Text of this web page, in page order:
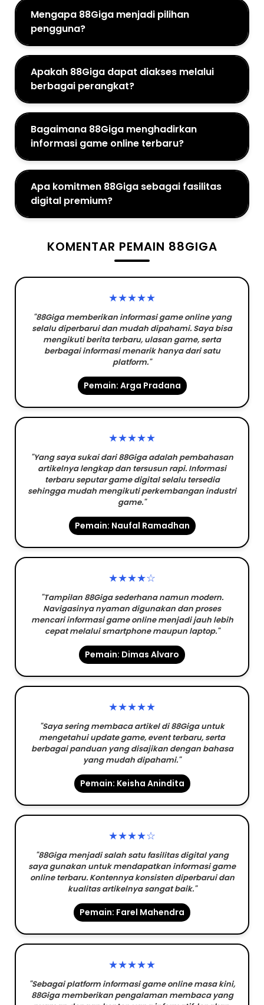
Mengapa 88Giga menjadi pilihan
pengguna?
Apakah 88Giga dapat diakses melalui
berbagai perangkat?
Bagaimana 88Giga menghadirkan
informasi game online terbaru?
Apa komitmen 88Giga sebagai fasilitas
digital premium?
KOMENTAR PEMAIN 88GIGA
★★★★★
"88Giga memberikan informasi game online yang
selalu diperbarui dan mudah dipahami. Saya bisa
mengikuti berita terbaru, ulasan game, serta
berbagai informasi menarik hanya dari satu
platform."
Pemain: Arga Pradana
★★★★★
"Yang saya sukai dari 88Giga adalah pembahasan
artikelnya lengkap dan tersusun rapi. Informasi
terbaru seputar game digital selalu tersedia
sehingga mudah mengikuti perkembangan industri
game."
Pemain: Naufal Ramadhan
★★★★☆
"Tampilan 88Giga sederhana namun modern.
Navigasinya nyaman digunakan dan proses
mencari informasi game online menjadi jauh lebih
cepat melalui smartphone maupun laptop."
Pemain: Dimas Alvaro
★★★★★
"Saya sering membaca artikel di 88Giga untuk
mengetahui update game, event terbaru, serta
berbagai panduan yang disajikan dengan bahasa
yang mudah dipahami."
Pemain: Keisha Anindita
★★★★☆
"88Giga menjadi salah satu fasilitas digital yang
saya gunakan untuk mendapatkan informasi game
online terbaru. Kontennya konsisten diperbarui dan
kualitas artikelnya sangat baik."
Pemain: Farel Mahendra
★★★★★
"Sebagai platform informasi game online masa kini,
88Giga memberikan pengalaman membaca yang